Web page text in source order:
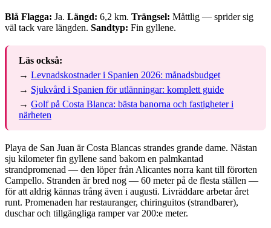
Blå Flagga: Ja. Längd: 6,2 km. Trängsel: Måttlig — sprider sig
väl tack vare längden. Sandtyp: Fin gyllene.
Läs också:
→ Levnadskostnader i Spanien 2026: månadsbudget
→ Sjukvård i Spanien för utlänningar: komplett guide
→ Golf på Costa Blanca: bästa banorna och fastigheter i
närheten
Playa de San Juan är Costa Blancas strandes grande dame. Nästan
sju kilometer fin gyllene sand bakom en palmkantad
strandpromenad — den löper från Alicantes norra kant till förorten
Campello. Stranden är bred nog — 60 meter på de flesta ställen —
för att aldrig kännas trång även i augusti. Livräddare arbetar året
runt. Promenaden har restauranger, chiringuitos (strandbarer),
duschar och tillgängliga ramper var 200:e meter.